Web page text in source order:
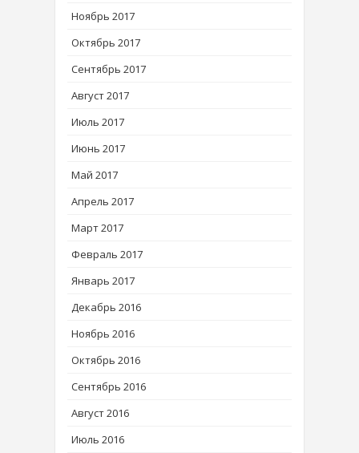
Ноябрь 2017
Октябрь 2017
Сентябрь 2017
Август 2017
Июль 2017
Июнь 2017
Май 2017
Апрель 2017
Март 2017
Февраль 2017
Январь 2017
Декабрь 2016
Ноябрь 2016
Октябрь 2016
Сентябрь 2016
Август 2016
Июль 2016